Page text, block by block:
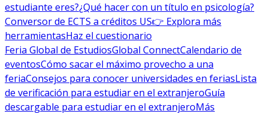
estudiante eres?¿Qué hacer con un título en psicología?
Conversor de ECTS a créditos US👉 Explora más
herramientasHaz el cuestionario
Feria Global de EstudiosGlobal ConnectCalendario de
eventosCómo sacar el máximo provecho a una
feriaConsejos para conocer universidades en feriasLista
de verificación para estudiar en el extranjeroGuía
descargable para estudiar en el extranjeroMás